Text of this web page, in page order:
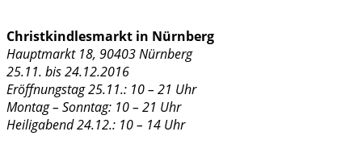
Christkindlesmarkt in Nürnberg
Hauptmarkt 18, 90403 Nürnberg
25.11. bis 24.12.2016
Eröffnungstag 25.11.: 10 – 21 Uhr
Montag – Sonntag: 10 – 21 Uhr
Heiligabend 24.12.: 10 – 14 Uhr